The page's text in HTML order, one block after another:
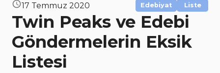
17 Temmuz 2020 Edebiyat Liste
Twin Peaks ve Edebi
Göndermelerin Eksik
Listesi